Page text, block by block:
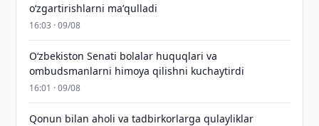
oʻzgartirishlarni maʼqulladi
16:03 · 09/08
Oʻzbekiston Senati bolalar huquqlari va
ombudsmanlarni himoya qilishni kuchaytirdi
16:01 · 09/08
Qonun bilan aholi va tadbirkorlarga qulayliklar